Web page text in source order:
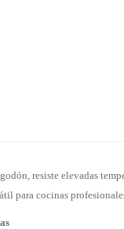
resiste elevadas
para cocinas